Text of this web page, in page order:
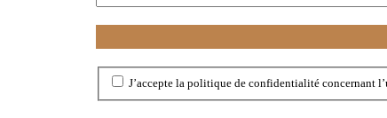
J’accepte la politique de confidentialité concernant